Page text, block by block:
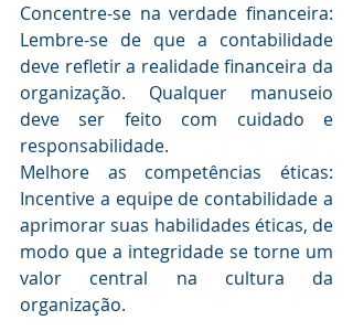
Concentre-se na verdade financeira:
Lembre-se de que a contabilidade
deve refletir a realidade financeira da
organização. Qualquer manuseio
deve ser feito com cuidado e
responsabilidade.
Melhore as competências éticas:
Incentive a equipe de contabilidade a
aprimorar suas habilidades éticas, de
modo que a integridade se torne um
valor central na cultura da
organização.